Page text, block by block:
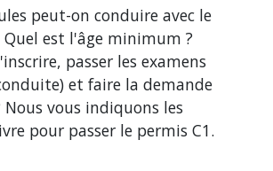
peut-on conduire avec le
Quel est l'âge minimum ?
passer les examens
et faire la demande
vous indiquons les
pour passer le permis C1.